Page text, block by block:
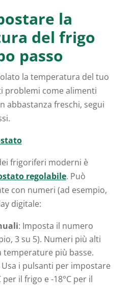
la
del frigo
passo
la temperatura del tuo
problemi come alimenti
abbastanza freschi, segui
frigoriferi moderni è
regolabile. Può
con numeri (ad esempio,
digitale:
: Imposta il numero
3 su 5). Numeri più alti
più basse.
Usa i pulsanti per impostare
il frigo e -18°C per il